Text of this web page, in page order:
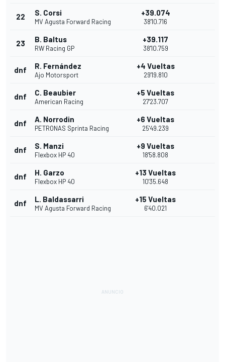
22 S. Corsi
MV Agusta Forward Racing
+39.074
38'10.716
23 B. Baltus
RW Racing GP
+39.117
38'10.759
dnf R. Fernández
Ajo Motorsport
+4 Vueltas
29'19.810
dnf C. Beaubier
American Racing
+5 Vueltas
27'23.707
dnf A. Norrodin
PETRONAS Sprinta Racing
+6 Vueltas
25'49.239
dnf S. Manzi
Flexbox HP 40
+9 Vueltas
18'58.808
dnf H. Garzo
Flexbox HP 40
+13 Vueltas
10'35.648
dnf L. Baldassarri
MV Agusta Forward Racing
+15 Vueltas
6'40.021